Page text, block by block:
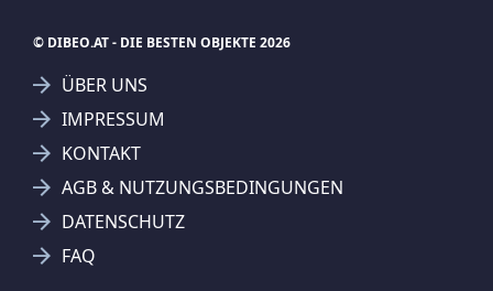
SUCHAGENT ANLEGEN FÜR DIE
AKTUELLEN SUCHKRITERIEN
© DIBEO.AT - DIE BESTEN OBJEKTE 2026
ÜBER UNS
IMPRESSUM
KONTAKT
AGB & NUTZUNGSBEDINGUNGEN
DATENSCHUTZ
FAQ